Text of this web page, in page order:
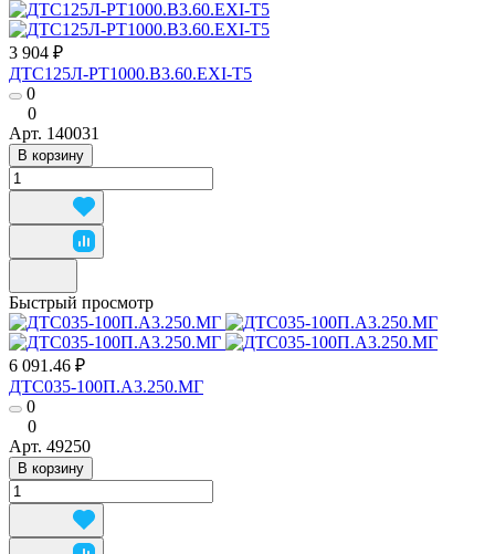
3 904 ₽
ДТС125Л-РТ1000.В3.60.ЕХI-Т5
0
0
Арт. 140031
В корзину
Быстрый просмотр
6 091.46 ₽
ДТС035-100П.А3.250.МГ
0
0
Арт. 49250
В корзину